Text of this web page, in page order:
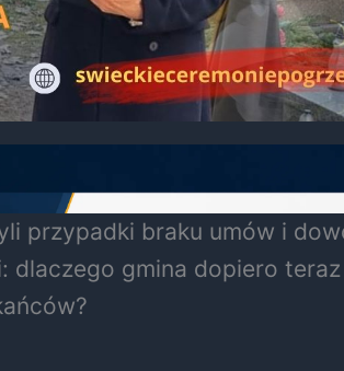
braku umów i
dlaczego gmina dopiero